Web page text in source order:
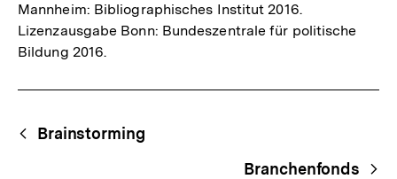
Mannheim: Bibliographisches Institut 2016.
Lizenzausgabe Bonn: Bundeszentrale für politische
Bildung 2016.
Begriffsnavigation
Content-
Navigation
Brainstorming
Branchenfonds